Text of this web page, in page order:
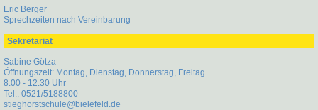
Eric Berger
Sprechzeiten nach Vereinbarung
Sekretariat
Sabine Götza
Öffnungszeit: Montag, Dienstag, Donnerstag, Freitag
8.00 - 12.30 Uhr
Tel.: 0521/5188800
stieghorstschule@bielefeld.de